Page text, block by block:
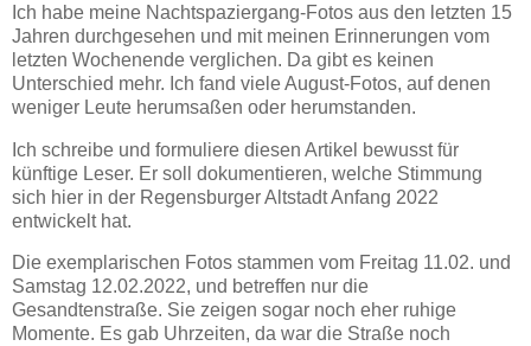
Ich habe meine Nachtspaziergang-Fotos aus den letzten 15
Jahren durchgesehen und mit meinen Erinnerungen vom
letzten Wochenende verglichen. Da gibt es keinen
Unterschied mehr. Ich fand viele August-Fotos, auf denen
weniger Leute herumsaßen oder herumstanden.
Ich schreibe und formuliere diesen Artikel bewusst für
künftige Leser. Er soll dokumentieren, welche Stimmung
sich hier in der Regensburger Altstadt Anfang 2022
entwickelt hat.
Die exemplarischen Fotos stammen vom Freitag 11.02. und
Samstag 12.02.2022, und betreffen nur die
Gesandtenstraße. Sie zeigen sogar noch eher ruhige
Momente. Es gab Uhrzeiten, da war die Straße noch